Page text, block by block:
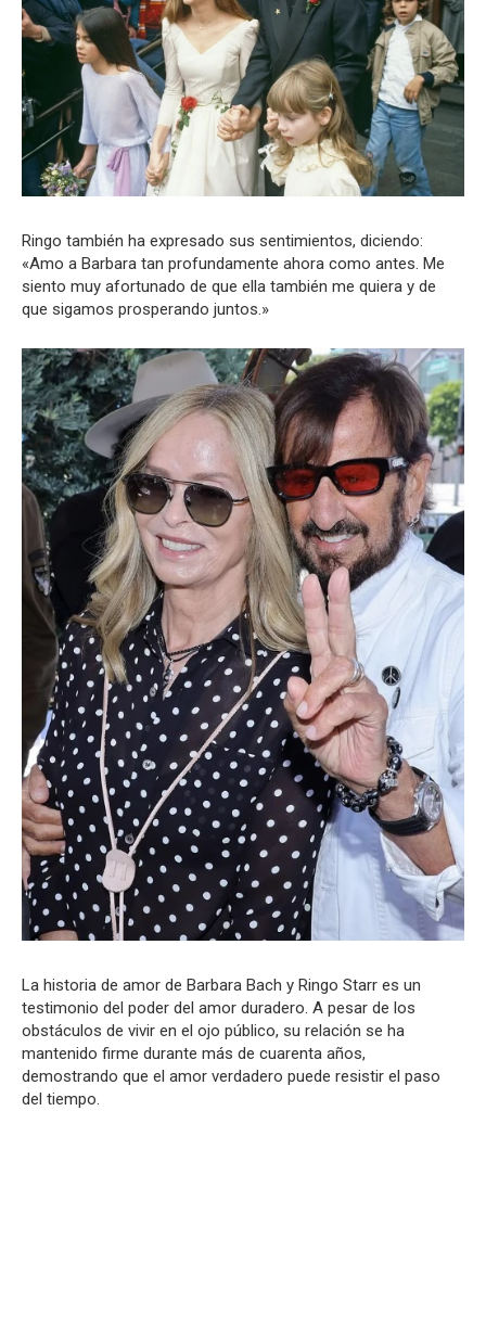
Ringo también ha expresado sus sentimientos, diciendo:
«Amo a Barbara tan profundamente ahora como antes. Me
siento muy afortunado de que ella también me quiera y de
que sigamos prosperando juntos.»
La historia de amor de Barbara Bach y Ringo Starr es un
testimonio del poder del amor duradero. A pesar de los
obstáculos de vivir en el ojo público, su relación se ha
mantenido firme durante más de cuarenta años,
demostrando que el amor verdadero puede resistir el paso
del tiempo.